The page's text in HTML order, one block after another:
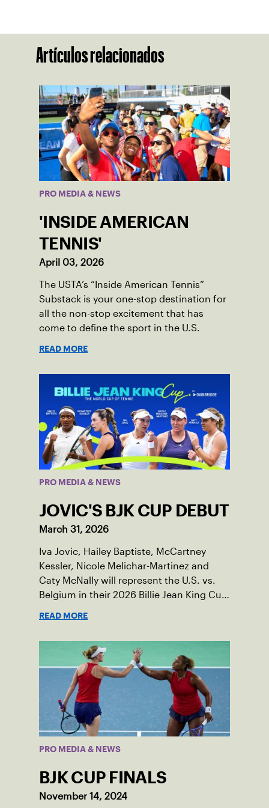
Artículos relacionados
PRO MEDIA & NEWS
'INSIDE AMERICAN
TENNIS'
April 03, 2026
The USTA’s “Inside American Tennis”
Substack is your one-stop destination for
all the non-stop excitement that has
come to define the sport in the U.S.
READ MORE
PRO MEDIA & NEWS
JOVIC'S BJK CUP DEBUT
March 31, 2026
Iva Jovic, Hailey Baptiste, McCartney
Kessler, Nicole Melichar-Martinez and
Caty McNally will represent the U.S. vs.
Belgium in their 2026 Billie Jean King Cup
READ MORE
PRO MEDIA & NEWS
BJK CUP FINALS
November 14, 2024